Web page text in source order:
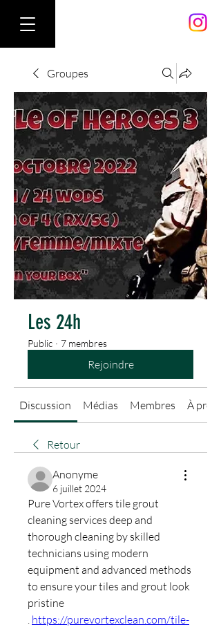
Groupes
Les 24h
Public · 7 membres
Rejoindre
Discussion Médias Membres À
Retour
Anonyme
6 juillet 2024
Pure Vortex offers tile grout
cleaning services deep and
thorough cleaning by skilled
technicians using modern
equipment and advanced methods
to ensure your tiles and grout look
pristine
. https://purevortexclean.com/tile-